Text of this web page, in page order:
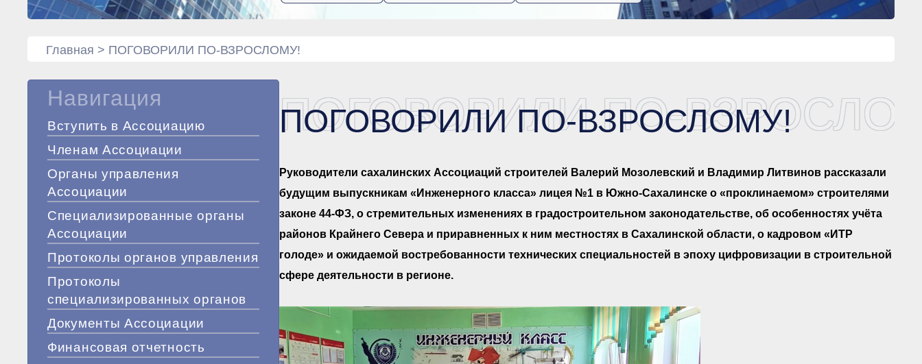
Главная > ПОГОВОРИЛИ ПО-ВЗРОСЛОМУ!
Навигация
Вступить в Ассоциацию
Членам Ассоциации
Органы управления
Ассоциации
Специализированные органы
Ассоциации
Протоколы органов управления
Протоколы
специализированных органов
Документы Ассоциации
Финансовая отчетность
ПОГОВОРИЛИ ПО-ВЗРОСЛОМУ!
ПОГОВОРИЛИ ПО-
Руководители сахалинских Ассоциаций строителей Валерий Мозолевский и Владимир Литвинов рассказали
будущим выпускникам «Инженерного класса» лицея №1 в Южно-Сахалинске о «проклинаемом» строителями
законе 44-ФЗ, о стремительных изменениях в градостроительном законодательстве, об особенностях учёта
районов Крайнего Севера и приравненных к ним местностях в Сахалинской области, о кадровом «ИТР
голоде» и ожидаемой востребованности технических специальностей в эпоху цифровизации в строительной
сфере деятельности в регионе.